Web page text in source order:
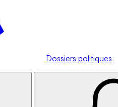
Dossiers politiques